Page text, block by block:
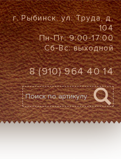
г. Рыбинск, ул. Труда, д.
104
Пн-Пт: 9:00-17:00
Сб-Вс: выходной
8 (910) 964 40 14